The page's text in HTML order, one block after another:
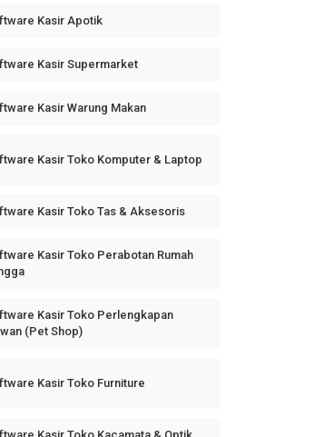
Kasir Apotik
Kasir Supermarket
Kasir Warung Makan
Kasir Toko Komputer & Laptop
Kasir Toko Tas & Aksesoris
Kasir Toko Perabotan Rumah
Kasir Toko Perlengkapan
(Pet Shop)
Kasir Toko Furniture